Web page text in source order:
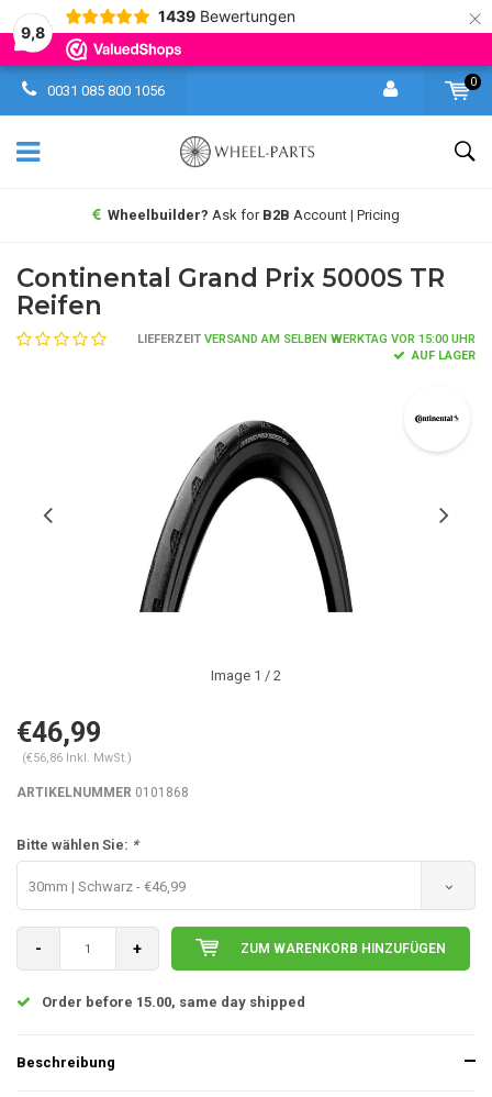
9,8
1439 Bewertungen ×
0031 085 800 1056
0
Wheelbuilder? Ask for B2B Account | Pricing
Continental Grand Prix 5000S TR
Reifen
LIEFERZEIT VERSAND AM SELBEN WERKTAG VOR 15:00 UHR
AUF LAGER
Image 1 / 2
€46,99
(€56,86 Inkl. MwSt.)
ARTIKELNUMMER 0101868
Bitte wählen Sie: *
30mm | Schwarz - €46,99
- + ZUM WARENKORB HINZUFÜGEN
Order before 15.00, same day shipped
Beschreibung